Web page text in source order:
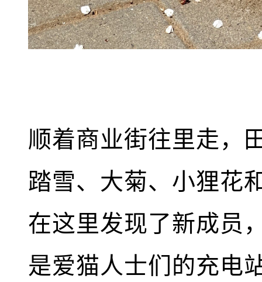
顺着商业街往里走，
踏雪、大菊、小狸花
在这里发现了新成员
是爱猫人士们的充电